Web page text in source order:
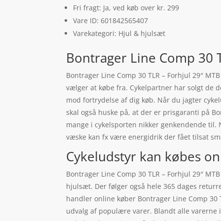
Fri fragt: Ja, ved køb over kr. 299
Vare ID: 601842565407
Varekategori: Hjul & hjulsæt
Bontrager Line Comp 30
Bontrager Line Comp 30 TLR – Forhjul 29″
vælger at købe fra. Cykelpartner har solgt de
mod fortrydelse af dig køb. Når du jagter
skal også huske på, at der er prisgaranti på
mange i cykelsporten nikker genkendende
væske kan fx være energidrik der fået tilsat
Cykeludstyr kan købes
Bontrager Line Comp 30 TLR – Forhjul 29″
hjulsæt. Der følger også hele 365 dages
handler online køber Bontrager Line Comp
udvalg af populære varer. Blandt alle varerne